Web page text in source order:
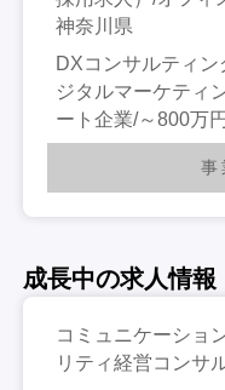
神奈川県
DXコンサルティ
ジタルマーケティ
ート企業/～800万
事
成長中の求人情報
コミュニケーショ
リティ経営コンサ